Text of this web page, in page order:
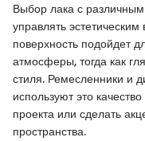
Выбор лака с
управлять
поверхность подойдет
атмосферы, тогда как
стиля. Ремесленники и
используют это
проекта или сделать
пространства.